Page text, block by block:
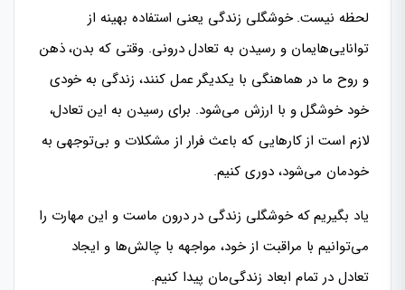
لحظه نیست. خوشگلی زندگی یعنی استفاده بهینه از
توانایی‌هایمان و رسیدن به تعادل درونی. وقتی که بدن، ذهن
و روح ما در هماهنگی با یکدیگر عمل کنند، زندگی به خودی
خود خوشگل و با ارزش می‌شود. برای رسیدن به این تعادل،
لازم است از کارهایی که باعث فرار از مشکلات و بی‌توجهی به
خودمان می‌شود، دوری کنیم.
یاد بگیریم که خوشگلی زندگی در درون ماست و این مهارت را
می‌توانیم با مراقبت از خود، مواجهه با چالش‌ها و ایجاد
تعادل در تمام ابعاد زندگی‌مان پیدا کنیم.